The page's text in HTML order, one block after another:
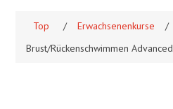
Top / Erwachsenenkurse
/
Brust/Rückenschwimmen Advanced